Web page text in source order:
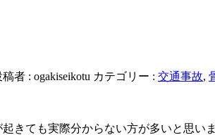
稿者 : ogakiseikotu カテゴリー : 交通事故,
きても実際分からない方が多いと思いま